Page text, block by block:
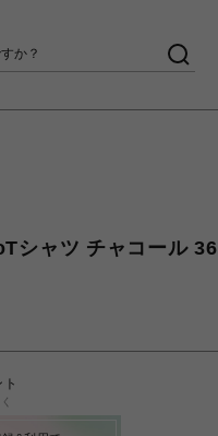
シャツ チャコール 36